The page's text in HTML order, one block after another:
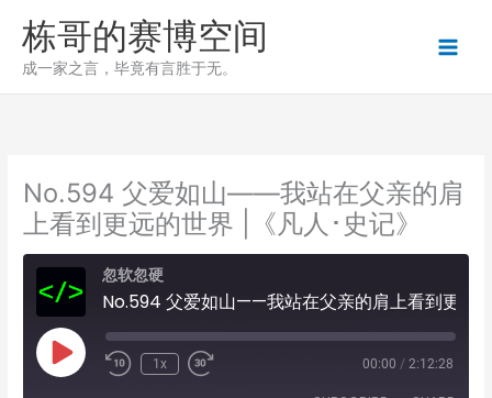
栋哥的赛博空间
成一家之言，毕竟有言胜于无。
No.594 父爱如山——我站在父亲的肩
上看到更远的世界 |《凡人･史记》
忽软忽硬
Play
Episode
1x 00:00 / 2:12:28